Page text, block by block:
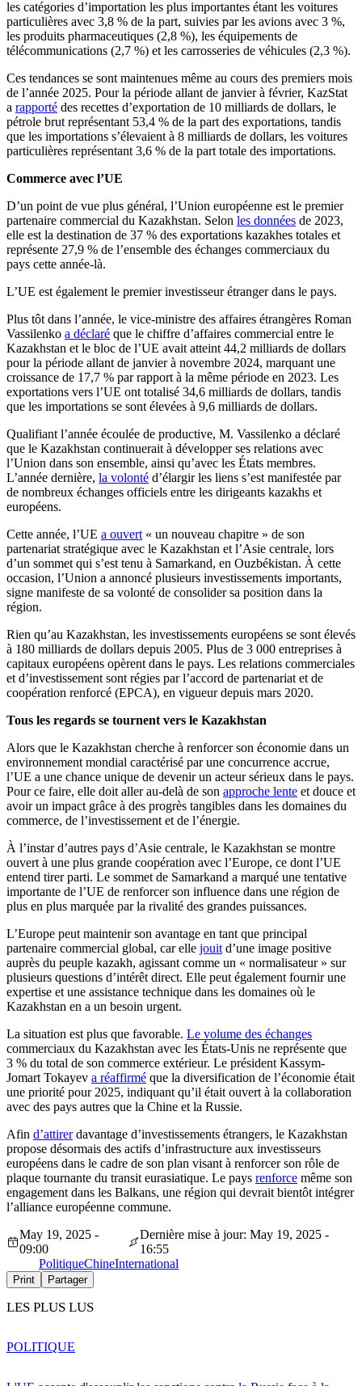
les catégories d’importation les plus importantes étant les voitures
particulières avec 3,8 % de la part, suivies par les avions avec 3 %,
les produits pharmaceutiques (2,8 %), les équipements de
télécommunications (2,7 %) et les carrosseries de véhicules (2,3 %).
Ces tendances se sont maintenues même au cours des premiers mois
de l’année 2025. Pour la période allant de janvier à février, KazStat
a rapporté des recettes d’exportation de 10 milliards de dollars, le
pétrole brut représentant 53,4 % de la part des exportations, tandis
que les importations s’élevaient à 8 milliards de dollars, les voitures
particulières représentant 3,6 % de la part totale des importations.
Commerce avec l’UE
D’un point de vue plus général, l’Union européenne est le premier
partenaire commercial du Kazakhstan. Selon les données de 2023,
elle est la destination de 37 % des exportations kazakhes totales et
représente 27,9 % de l’ensemble des échanges commerciaux du
pays cette année-là.
L’UE est également le premier investisseur étranger dans le pays.
Plus tôt dans l’année, le vice-ministre des affaires étrangères Roman
Vassilenko a déclaré que le chiffre d’affaires commercial entre le
Kazakhstan et le bloc de l’UE avait atteint 44,2 milliards de dollars
pour la période allant de janvier à novembre 2024, marquant une
croissance de 17,7 % par rapport à la même période en 2023. Les
exportations vers l’UE ont totalisé 34,6 milliards de dollars, tandis
que les importations se sont élevées à 9,6 milliards de dollars.
Qualifiant l’année écoulée de productive, M. Vassilenko a déclaré
que le Kazakhstan continuerait à développer ses relations avec
l’Union dans son ensemble, ainsi qu’avec les États membres.
L’année dernière, la volonté d’élargir les liens s’est manifestée par
de nombreux échanges officiels entre les dirigeants kazakhs et
européens.
Cette année, l’UE a ouvert « un nouveau chapitre » de son
partenariat stratégique avec le Kazakhstan et l’Asie centrale, lors
d’un sommet qui s’est tenu à Samarkand, en Ouzbékistan. À cette
occasion, l’Union a annoncé plusieurs investissements importants,
signe manifeste de sa volonté de consolider sa position dans la
région.
Rien qu’au Kazakhstan, les investissements européens se sont élevés
à 180 milliards de dollars depuis 2005. Plus de 3 000 entreprises à
capitaux européens opèrent dans le pays. Les relations commerciales
et d’investissement sont régies par l’accord de partenariat et de
coopération renforcé (EPCA), en vigueur depuis mars 2020.
Tous les regards se tournent vers le Kazakhstan
Alors que le Kazakhstan cherche à renforcer son économie dans un
environnement mondial caractérisé par une concurrence accrue,
l’UE a une chance unique de devenir un acteur sérieux dans le pays.
Pour ce faire, elle doit aller au-delà de son approche lente et douce et
avoir un impact grâce à des progrès tangibles dans les domaines du
commerce, de l’investissement et de l’énergie.
À l’instar d’autres pays d’Asie centrale, le Kazakhstan se montre
ouvert à une plus grande coopération avec l’Europe, ce dont l’UE
entend tirer parti. Le sommet de Samarkand a marqué une tentative
importante de l’UE de renforcer son influence dans une région de
plus en plus marquée par la rivalité des grandes puissances.
L’Europe peut maintenir son avantage en tant que principal
partenaire commercial global, car elle jouit d’une image positive
auprès du peuple kazakh, agissant comme un « normalisateur » sur
plusieurs questions d’intérêt direct. Elle peut également fournir une
expertise et une assistance technique dans les domaines où le
Kazakhstan en a un besoin urgent.
La situation est plus que favorable. Le volume des échanges
commerciaux du Kazakhstan avec les États-Unis ne représente que
3 % du total de son commerce extérieur. Le président Kassym-
Jomart Tokayev a réaffirmé que la diversification de l’économie était
une priorité pour 2025, indiquant qu’il était ouvert à la collaboration
avec des pays autres que la Chine et la Russie.
Afin d’attirerdavantage d’investissements étrangers, le Kazakhstan
propose désormais des actifs d’infrastructure aux investisseurs
européens dans le cadre de son plan visant à renforcer son rôle de
plaque tournante du transit eurasiatique. Le pays renforce même son
engagement dans les Balkans, une région qui devrait bientôt intégrer
l’alliance européenne commune.
May 19, 2025 -
09:00
Dernière mise à jour: May 19, 2025 -
16:55
PolitiqueChineInternational
Print Partager
LES PLUS LUS
POLITIQUE